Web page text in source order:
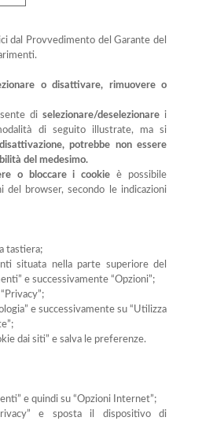
dal Provvedimento del Garante del
o disattivare, rimuovere o
diselezionare/deselezionare i
di seguito illustrate, ma si
potrebbe non essere
del medesimo.
o bloccare i cookie è possibile
del browser, secondo le indicazioni
tastiera;
situata nella parte superiore del
e successivamente “Opzioni”;
e successivamente su “Utilizza
dai siti” e salva le preferenze.
e quindi su “Opzioni Internet”;
e sposta il dispositivo di